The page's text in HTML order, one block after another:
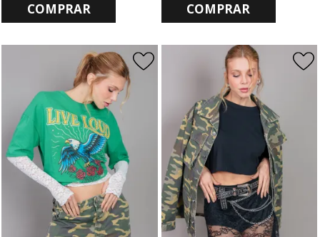
COMPRAR COMPRAR